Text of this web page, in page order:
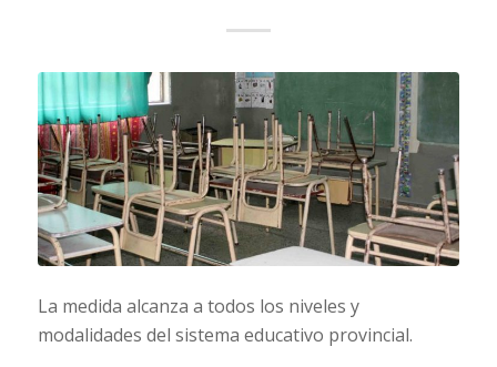
La medida alcanza a todos los niveles y
modalidades del sistema educativo provincial.